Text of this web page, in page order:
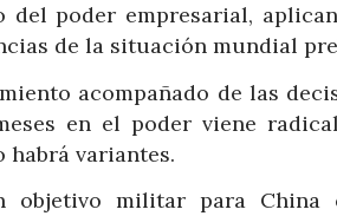
del poder empresarial,
de la situación mundial
acompañado de las
en el poder viene
habrá variantes.
objetivo militar para